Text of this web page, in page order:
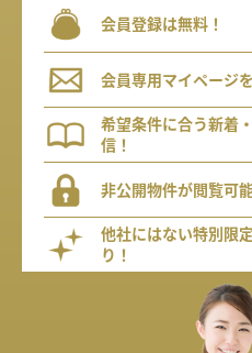
会員登録は無料！
会員専用マイページ
希望条件に合う新着
信！
非公開物件が閲覧可能
他社にはない特別限
り！